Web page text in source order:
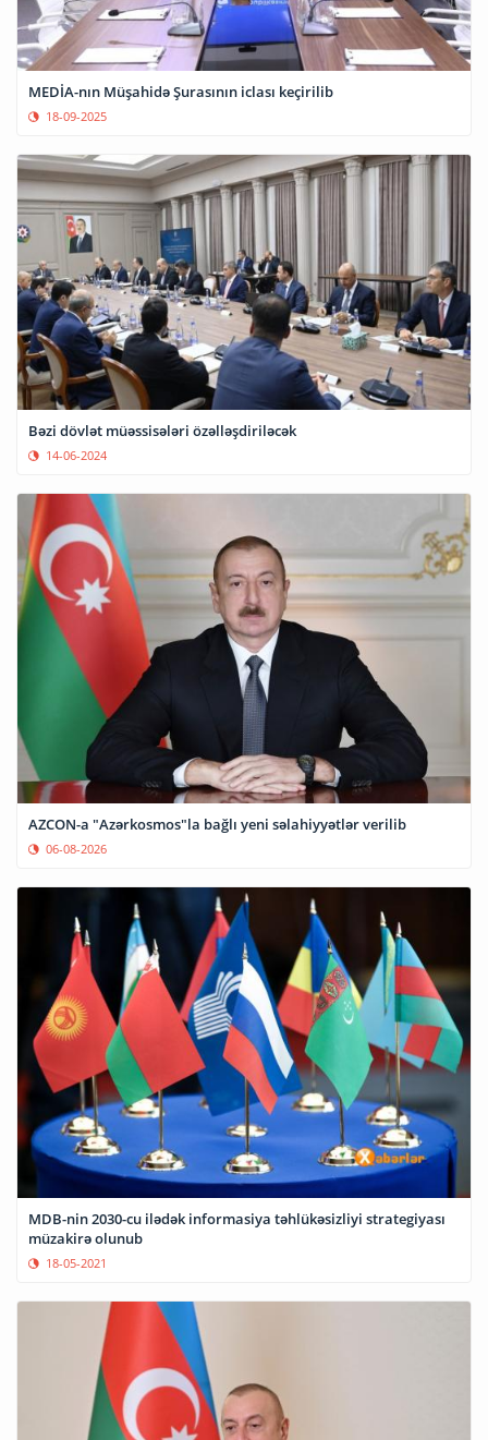
MEDİA-nın Müşahidə Şurasının iclası keçirilib
18-09-2025
Bəzi dövlət müəssisələri özəlləşdiriləcək
14-06-2024
AZCON-a "Azərkosmos"la bağlı yeni səlahiyyətlər verilib
06-08-2026
MDB-nin 2030-cu ilədək informasiya təhlükəsizliyi strategiyası
müzakirə olunub
18-05-2021